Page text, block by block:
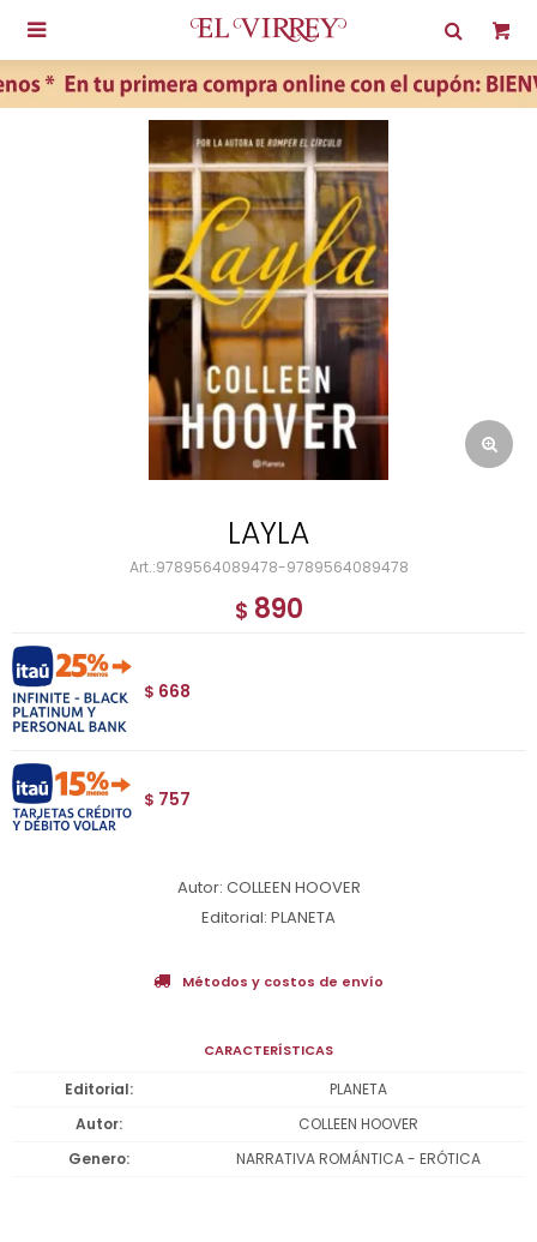

LAYLA
9789564089478-9789564089478
$ 890
$ 668
$ 757
Autor: COLLEEN HOOVER
Editorial: PLANETA
Métodos y costos de envío
CARACTERÍSTICAS
Editorial
PLANETA
Autor
COLLEEN HOOVER
Genero
NARRATIVA ROMÁNTICA - ERÓTICA